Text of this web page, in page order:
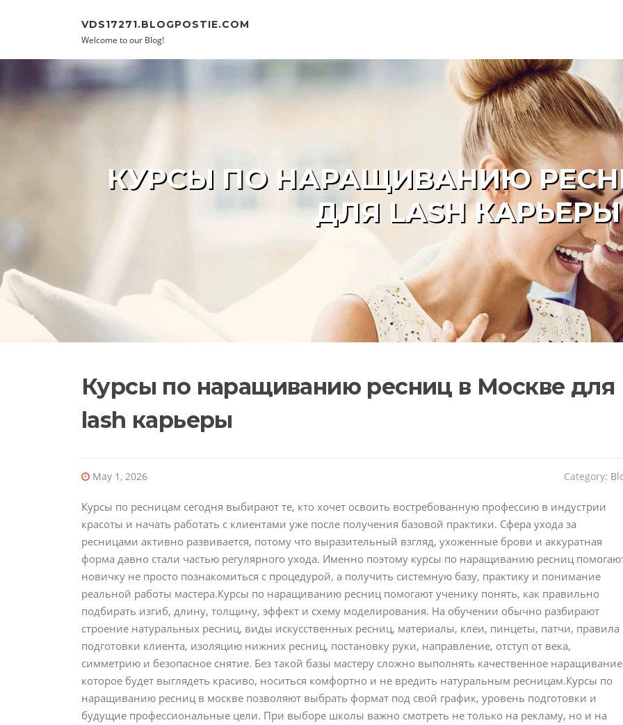
VDS17271.BLOGPOSTIE.COM
Welcome to our Blog!
КУРСЫ ПО НАРАЩИВАНИЮ
ДЛЯ LASH КАРЬЕРЫ
Курсы по наращиванию ресниц в Москве для
lash карьеры
May 1, 2026 Category:
Курсы по ресницам сегодня выбирают те, кто хочет освоить востребованную профессию в индустрии
красоты и начать работать с клиентами уже после получения базовой практики. Сфера ухода за
ресницами активно развивается, потому что выразительный взгляд, ухоженные брови и аккуратная
форма давно стали частью регулярного ухода. Именно поэтому курсы по наращиванию ресниц
новичку не просто познакомиться с процедурой, а получить системную базу, практику и понимание
реальной работы мастера.Курсы по наращиванию ресниц помогают ученику понять, как правильно
подбирать изгиб, длину, толщину, эффект и схему моделирования. На обучении обычно разбирают
строение натуральных ресниц, виды искусственных ресниц, материалы, клеи, пинцеты, патчи, правила
подготовки клиента, изоляцию нижних ресниц, постановку руки, направление, отступ от века,
симметрию и безопасное снятие. Без такой базы мастеру сложно выполнять качественное
которое будет выглядеть красиво, носиться комфортно и не вредить натуральным ресницам.Курсы по
наращиванию ресниц в москве позволяют выбрать формат под свой график, уровень подготовки и
будущие профессиональные цели. При выборе школы важно смотреть не только на рекламу, но и на